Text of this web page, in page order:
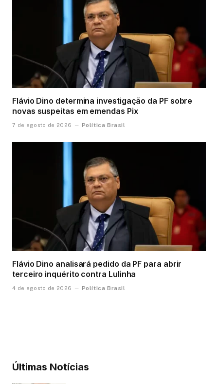
Flávio Dino determina investigação da PF sobre
novas suspeitas em emendas Pix
7 de agosto de 2026 Política Brasil
Flávio Dino analisará pedido da PF para abrir
terceiro inquérito contra Lulinha
4 de agosto de 2026 Política Brasil
Últimas Notícias